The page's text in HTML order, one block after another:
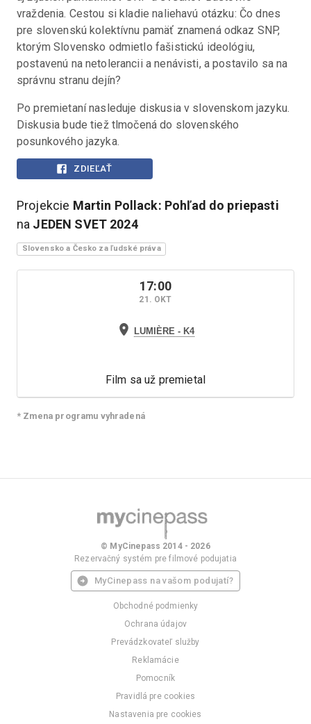
vraždenia. Cestou si kladie naliehavú otázku: Čo dnes
pre slovenskú kolektívnu pamäť znamená odkaz SNP,
ktorým Slovensko odmietlo fašistickú ideológiu,
postavenú na netolerancii a nenávisti, a postavilo sa na
správnu stranu dejín?
Po premietaní nasleduje diskusia v slovenskom jazyku.
Diskusia bude tiež tlmočená do slovenského
posunkového jazyka.
ZDIEĽAŤ
Projekcie Martin Pollack: Pohľad do priepasti
na JEDEN SVET 2024
Slovensko a Česko za ľudské práva
17:00
21. OKT
LUMIÈRE - K4
Film sa už premietal
* Zmena programu vyhradená
© MyCinepass 2014 - 2026
Rezervačný systém pre filmové podujatia
MyCinepass na vašom podujatí?
Obchodné podmienky
Ochrana údajov
Prevádzkovateľ služby
Reklamácie
Pomocník
Pravidlá pre cookies
Nastavenia pre cookies